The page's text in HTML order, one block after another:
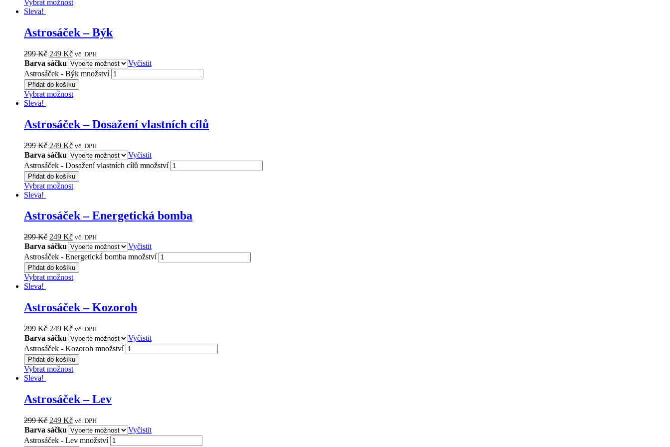
Vybrat možnost
Sleva!
Astrosáček – Býk
299Kč 249 Kč vč. DPH
Barva sáčku
Vyčistit
Astrosáček - Býk množství
Přidat do košíku
Vybrat možnost
Sleva!
Astrosáček – Dosažení vlastních cílů
299Kč 249 Kč vč. DPH
Barva sáčku
Vyčistit
Astrosáček - Dosažení vlastních cílů množství
Přidat do košíku
Vybrat možnost
Sleva!
Astrosáček – Energetická bomba
299Kč 249 Kč vč. DPH
Barva sáčku
Vyčistit
Astrosáček - Energetická bomba množství
Přidat do košíku
Vybrat možnost
Sleva!
Astrosáček – Kozoroh
299Kč 249 Kč vč. DPH
Barva sáčku
Vyčistit
Astrosáček - Kozoroh množství
Přidat do košíku
Vybrat možnost
Sleva!
Astrosáček – Lev
299Kč 249 Kč vč. DPH
Barva sáčku
Vyčistit
Astrosáček - Lev množství